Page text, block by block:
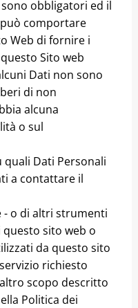
obbligatori ed il
comportare
Web di fornire i
Sito web
Dati non sono
di non
alcuna
o sul
Dati Personali
a contattare il
- o di altri strumenti
sito web o
da questo sito
richiesto
scopo descritto
Politica dei